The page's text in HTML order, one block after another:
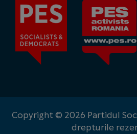
Copyright © 2026 Partidul
drepturile